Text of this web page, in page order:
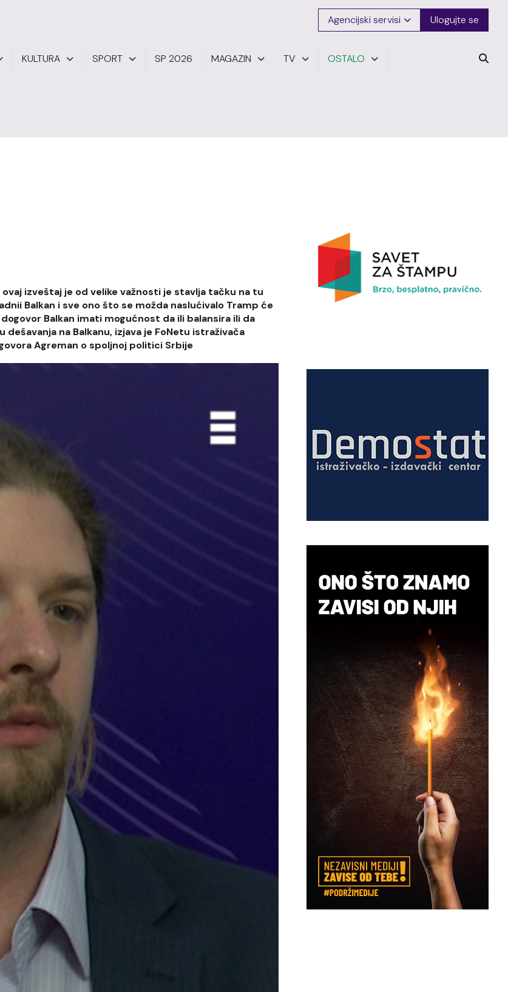
Agencijski servisi Ulogujte se
KULTURA SPORT SP 2026 MAGAZIN TV OSTALO
izveštaj je od velike važnosti je stavlja tačku na tu
Balkan i sve ono što se možda naslućivalo Tramp će
Balkan imati mogućnost da ili balansira ili da
na Balkanu, izjava je FoNetu istraživača
Agreman o spoljnoj politici Srbije